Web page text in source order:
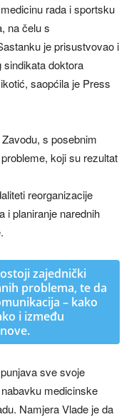
rada i sportsku
na čelu s
je prisustvovao i
doktora
saopćila je Press
s posebnim
koji su rezultat
reorganizacije
i planiranje narednih
zajednički
problema, te da
– kako
i između
sve svoje
medicinske
Namjera Vlade je da